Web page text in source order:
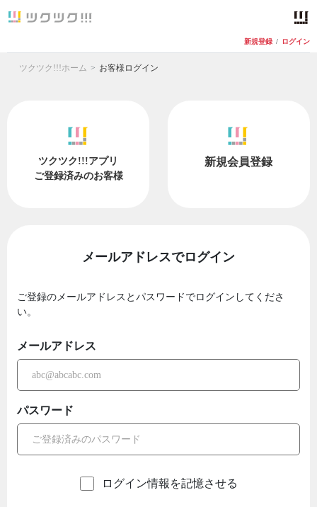
新規登録 / ログイン
ツクツク!!!ホーム お客様ログイン
ツクツク!!!アプリ
ご登録済みのお客様
新規会員登録
メールアドレスでログイン
ご登録のメールアドレスとパスワードでログインしてくださ
い。
メールアドレス
パスワード
ログイン情報を記憶させる